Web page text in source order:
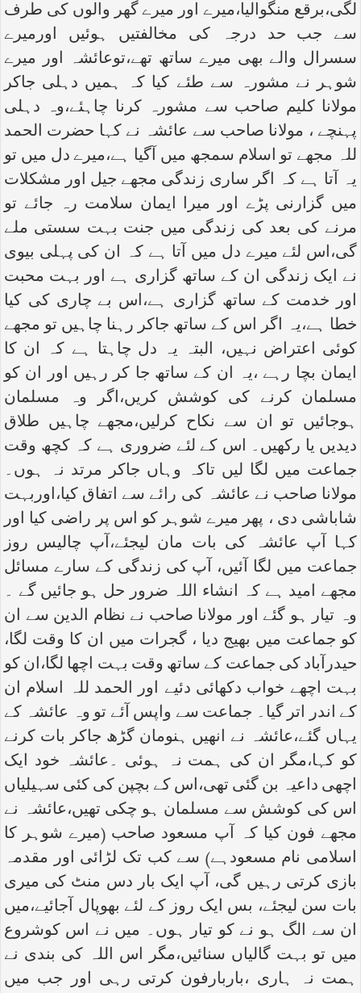
لگی،برقع منگوالیا،میرے اور میرے گھر والوں کی طرف
سے جب حد درجہ کی مخالفتیں ہوئیں اورمیرے
سسرال والے بھی میرے ساتھ تھے،توعائشہ اور میرے
شوہر نے مشورہ سے طئے کیا کہ ہمیں دہلی جاکر
مولانا کلیم صاحب سے مشورہ کرنا چاہئے،وہ دہلی
پہنچے ، مولانا صاحب سے عائشہ نے کہا حضرت الحمد
للہ مجھے تو اسلام سمجھ میں آگیا ہے،میرے دل میں تو
یہ آتا ہے کہ اگر ساری زندگی مجھے جیل اور مشکلات
میں گزارنی پڑے اور میرا ایمان سلامت رہ جائے تو
مرنے کی بعد کی زندگی میں جنت بہت سستی ملے
گی،اس لئے میرے دل میں آتا ہے کہ ان کی پہلی بیوی
نے ایک زندگی ان کے ساتھ گزاری ہے اور بہت محبت
اور خدمت کے ساتھ گزاری ہے،اس بے چاری کی کیا
خطا ہے،یہ اگر اس کے ساتھ جاکر رہنا چاہیں تو مجھے
کوئی اعتراض نہیں، البتہ یہ دل چاہتا ہے کہ ان کا
ایمان بچا رہے ،یہ ان کے ساتھ جا کر رہیں اور ان کو
مسلمان کرنے کی کوشش کریں،اگر وہ مسلمان
ہوجائیں تو ان سے نکاح کرلیں،مجھے چاہیں طلاق
دیدیں یا رکھیں۔ اس کے لئے ضروری ہے کہ کچھ وقت
جماعت میں لگا لیں تاکہ وہاں جاکر مرتد نہ ہوں۔
مولانا صاحب نے عائشہ کی رائے سے اتفاق کیا،اوربہت
شاباشی دی ، پھر میرے شوہر کو اس پر راضی کیا اور
کہا آپ عائشہ کی بات مان لیجئے،آپ چالیس روز
جماعت میں لگا آئیں، آپ کی زندگی کے سارے مسائل
مجھے امید ہے کہ انشاء اللہ ضرور حل ہو جائیں گے ۔
وہ تیار ہو گئے اور مولانا صاحب نے نظام الدین سے ان
کو جماعت میں بھیج دیا ، گجرات میں ان کا وقت لگا،
حیدرآباد کی جماعت کے ساتھ وقت بہت اچھا لگا،ان کو
بہت اچھے خواب دکھائی دئیے اور الحمد للہ اسلام ان
کے اندر اتر گیا۔ جماعت سے واپس آئے تو وہ عائشہ کے
یہاں گئے،عائشہ نے انھیں ہنومان گڑھ جاکر بات کرنے
کو کہا،مگر ان کی ہمت نہ ہوئی ۔عائشہ خود ایک
اچھی داعیہ بن گئی تھی،اس کے بچپن کی کئی سہیلیاں
اس کی کوشش سے مسلمان ہو چکی تھیں،عائشہ نے
مجھے فون کیا کہ آپ مسعود صاحب (میرے شوہر کا
اسلامی نام مسعودہے) سے کب تک لڑائی اور مقدمہ
بازی کرتی رہیں گی، آپ ایک بار دس منٹ کی میری
بات سن لیجئے، بس ایک روز کے لئے بھوپال آجائیے،میں
ان سے الگ ہو نے کو تیار ہوں۔ میں نے اس کوشروع
میں تو بہت گالیاں سنائیں،مگر اس اللہ کی بندی نے
ہمت نہ ہاری ،باربارفون کرتی رہی اور جب میں